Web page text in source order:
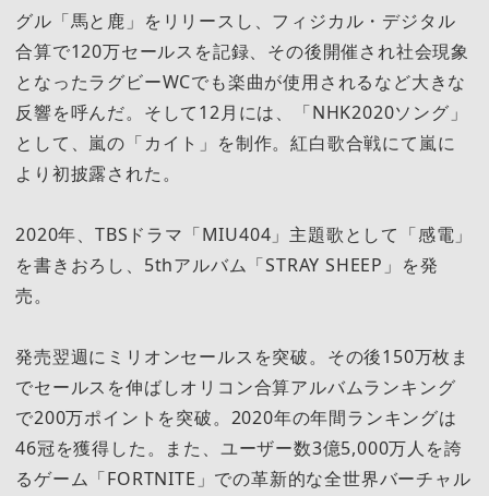
グル「馬と鹿」をリリースし、フィジカル・デジタル
合算で120万セールスを記録、その後開催され社会現象
となったラグビーWCでも楽曲が使用されるなど大きな
反響を呼んだ。そして12月には、「NHK2020ソング」
として、嵐の「カイト」を制作。紅白歌合戦にて嵐に
より初披露された。
2020年、TBSドラマ「MIU404」主題歌として「感電」
を書きおろし、5thアルバム「STRAY SHEEP」を発
売。
発売翌週にミリオンセールスを突破。その後150万枚ま
でセールスを伸ばしオリコン合算アルバムランキング
で200万ポイントを突破。2020年の年間ランキングは
46冠を獲得した。また、ユーザー数3億5,000万人を誇
るゲーム「FORTNITE」での革新的な全世界バーチャル